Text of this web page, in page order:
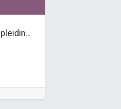
Combi Acryl & Gel Cursus Opleiding (7 dagen)